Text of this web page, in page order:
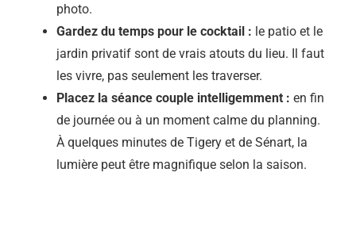
photo.
Gardez du temps pour le cocktail : le patio et le
jardin privatif sont de vrais atouts du lieu. Il faut
les vivre, pas seulement les traverser.
Placez la séance couple intelligemment : en fin
de journée ou à un moment calme du planning.
À quelques minutes de Tigery et de Sénart, la
lumière peut être magnifique selon la saison.